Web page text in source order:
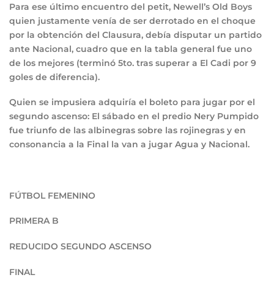
Para ese último encuentro del petit, Newell’s Old Boys
quien justamente venía de ser derrotado en el choque
por la obtención del Clausura, debía disputar un partido
ante Nacional, cuadro que en la tabla general fue uno
de los mejores (terminó 5to. tras superar a El Cadi por 9
goles de diferencia).
Quien se impusiera adquiría el boleto para jugar por el
segundo ascenso: El sábado en el predio Nery Pumpido
fue triunfo de las albinegras sobre las rojinegras y en
consonancia a la Final la van a jugar Agua y Nacional.
FÚTBOL FEMENINO
PRIMERA B
REDUCIDO SEGUNDO ASCENSO
FINAL